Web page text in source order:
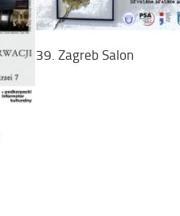
39. Zagreb Salon